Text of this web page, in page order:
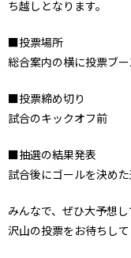
ち越しとなります。
■投票場所
総合案内の横に投票ブー
■投票締め切り
試合のキックオフ前
■抽選の結果発表
試合後にゴールを決めた
みんなで、ぜひ大予想
沢山の投票をお待ちして